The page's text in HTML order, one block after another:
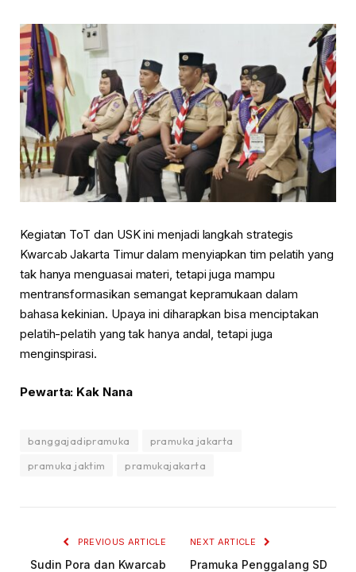
Kegiatan ToT dan USK ini menjadi langkah strategis
Kwarcab Jakarta Timur dalam menyiapkan tim pelatih yang
tak hanya menguasai materi, tetapi juga mampu
mentransformasikan semangat kepramukaan dalam
bahasa kekinian. Upaya ini diharapkan bisa menciptakan
pelatih-pelatih yang tak hanya andal, tetapi juga
menginspirasi.
Pewarta: Kak Nana
banggajadipramuka
pramuka jakarta
pramuka jaktim
pramukajakarta
PREVIOUS ARTICLE
Sudin Pora dan Kwarcab
NEXT ARTICLE
Pramuka Penggalang SD